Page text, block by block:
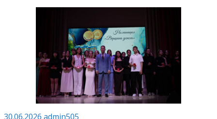
30.06.2026 admin505